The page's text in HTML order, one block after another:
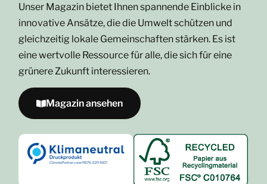
Unser Magazin bietet Ihnen spannende Einblicke in
innovative Ansätze, die die Umwelt schützen und
gleichzeitig lokale Gemeinschaften stärken. Es ist
eine wertvolle Ressource für alle, die sich für eine
grünere Zukunft interessieren.
Magazin ansehen